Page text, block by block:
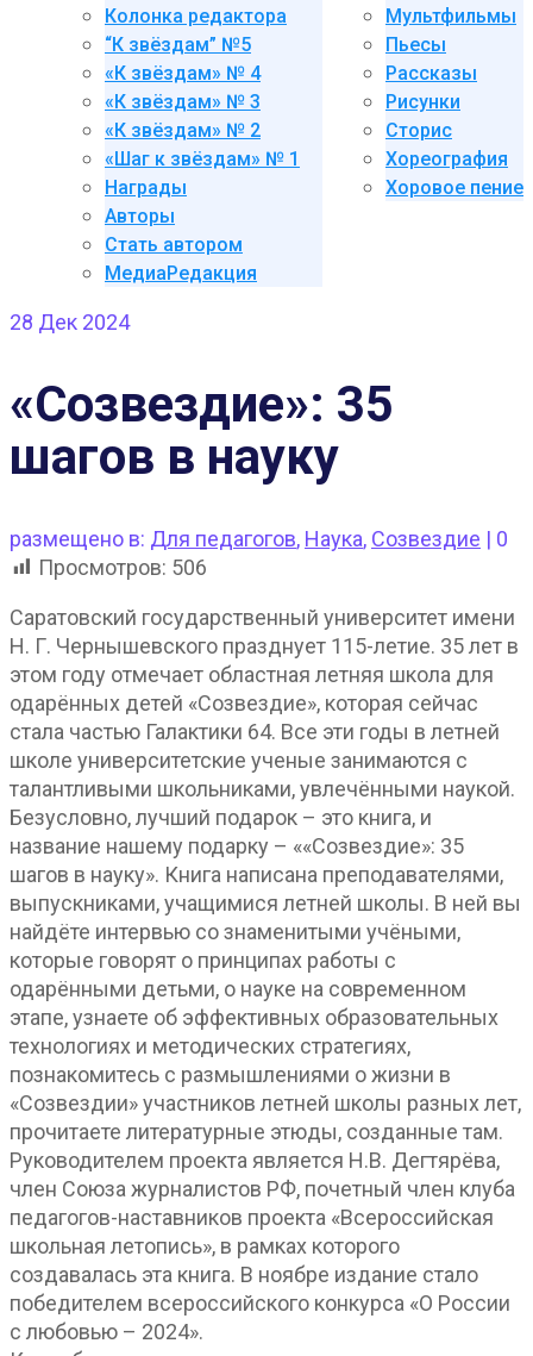
Колонка редактора
“К звёздам” №5
«К звёздам» № 4
«К звёздам» № 3
«К звёздам» № 2
«Шаг к звёздам» № 1
Награды
Авторы
Стать автором
МедиаРедакция
Мультфильмы
Пьесы
Рассказы
Рисунки
Сторис
Хореография
Хоровое пение
28 Дек 2024
«Созвездие»: 35
шагов в науку
размещено в: Для педагогов, Наука, Созвездие | 0
Просмотров: 506
Саратовский государственный университет имени
Н. Г. Чернышевского празднует 115-летие. 35 лет в
этом году отмечает областная летняя школа для
одарённых детей «Созвездие», которая сейчас
стала частью Галактики 64. Все эти годы в летней
школе университетские ученые занимаются с
талантливыми школьниками, увлечёнными наукой.
Безусловно, лучший подарок – это книга, и
название нашему подарку – ««Созвездие»: 35
шагов в науку». Книга написана преподавателями,
выпускниками, учащимися летней школы. В ней вы
найдёте интервью со знаменитыми учёными,
которые говорят о принципах работы с
одарёнными детьми, о науке на современном
этапе, узнаете об эффективных образовательных
технологиях и методических стратегиях,
познакомитесь с размышлениями о жизни в
«Созвездии» участников летней школы разных лет,
прочитаете литературные этюды, созданные там.
Руководителем проекта является Н.В. Дегтярёва,
член Союза журналистов РФ, почетный член клуба
педагогов-наставников проекта «Всероссийская
школьная летопись», в рамках которого
создавалась эта книга. В ноябре издание стало
победителем всероссийского конкурса «О России
с любовью – 2024».